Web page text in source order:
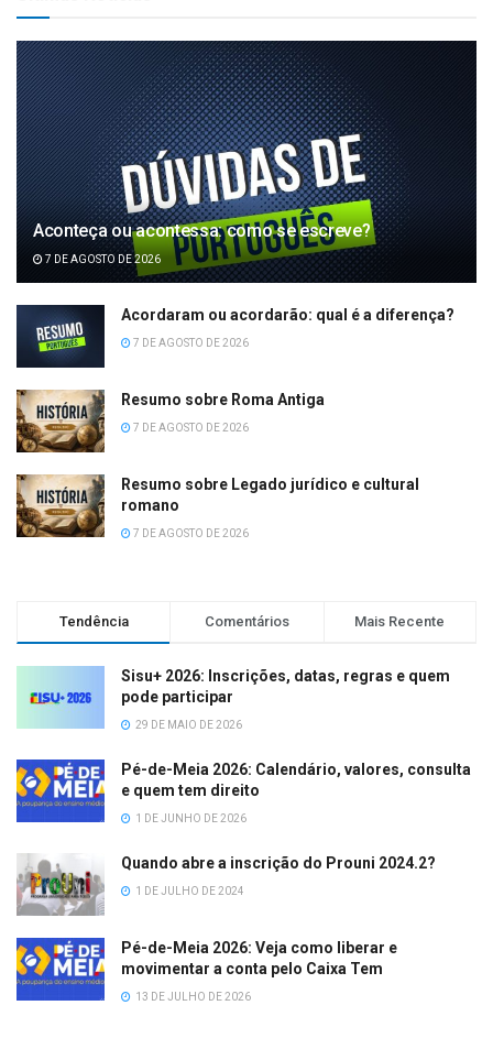
Aconteça ou acontessa: como se escreve?
7 DE AGOSTO DE 2026
Acordaram ou acordarão: qual é a diferença?
7 DE AGOSTO DE 2026
Resumo sobre Roma Antiga
7 DE AGOSTO DE 2026
Resumo sobre Legado jurídico e cultural
romano
7 DE AGOSTO DE 2026
Tendência Comentários Mais Recente
Sisu+ 2026: Inscrições, datas, regras e quem
pode participar
29 DE MAIO DE 2026
Pé-de-Meia 2026: Calendário, valores, consulta
e quem tem direito
1 DE JUNHO DE 2026
Quando abre a inscrição do Prouni 2024.2?
1 DE JULHO DE 2024
Pé-de-Meia 2026: Veja como liberar e
movimentar a conta pelo Caixa Tem
13 DE JULHO DE 2026